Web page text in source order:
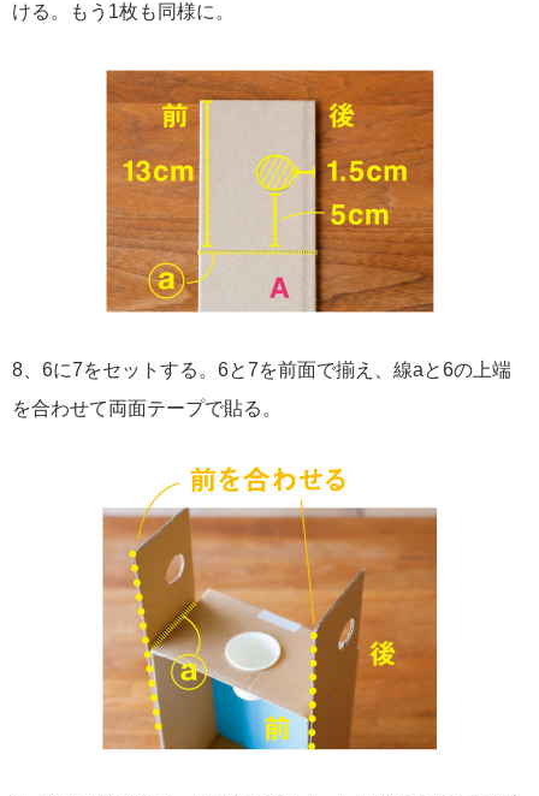
ける。もう1枚も同様に。
8、6に7をセットする。6と7を前面で揃え、線aと6の上端
を合わせて両面テープで貼る。